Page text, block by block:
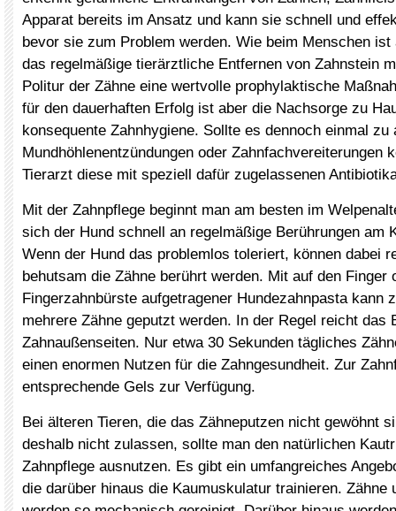
Apparat bereits im Ansatz und kann sie schnell und
bevor sie zum Problem werden. Wie beim Menschen ist
das regelmäßige tierärztliche Entfernen von Zahnstein
Politur der Zähne eine wertvolle prophylaktische
für den dauerhaften Erfolg ist aber die Nachsorge zu
konsequente Zahnhygiene. Sollte es dennoch einmal zu
Mundhöhlenentzündungen oder Zahnfachvereiterungen
Tierarzt diese mit speziell dafür zugelassenen
Mit der Zahnpflege beginnt man am besten im
sich der Hund schnell an regelmäßige Berührungen am
Wenn der Hund das problemlos toleriert, können dabei
behutsam die Zähne berührt werden. Mit auf den Finger
Fingerzahnbürste aufgetragener Hundezahnpasta kann
mehrere Zähne geputzt werden. In der Regel reicht das
Zahnaußenseiten. Nur etwa 30 Sekunden tägliches
einen enormen Nutzen für die Zahngesundheit. Zur
entsprechende Gels zur Verfügung.
Bei älteren Tieren, die das Zähneputzen nicht gewöhnt
deshalb nicht zulassen, sollte man den natürlichen
Zahnpflege ausnutzen. Es gibt ein umfangreiches
die darüber hinaus die Kaumuskulatur trainieren. Zähne